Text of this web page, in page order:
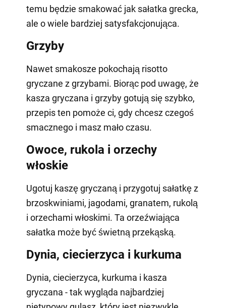
temu będzie smakować jak sałatka grecka,
ale o wiele bardziej satysfakcjonująca.
Grzyby
Nawet smakosze pokochają risotto
gryczane z grzybami. Biorąc pod uwagę, że
kasza gryczana i grzyby gotują się szybko,
przepis ten pomoże ci, gdy chcesz czegoś
smacznego i masz mało czasu.
Owoce, rukola i orzechy
włoskie
Ugotuj kaszę gryczaną i przygotuj sałatkę z
brzoskwiniami, jagodami, granatem, rukolą
i orzechami włoskimi. Ta orzeźwiająca
sałatka może być świetną przekąską.
Dynia, ciecierzyca i kurkuma
Dynia, ciecierzyca, kurkuma i kasza
gryczana - tak wygląda najbardziej